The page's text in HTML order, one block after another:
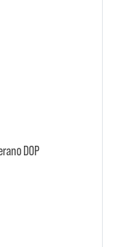
DOP